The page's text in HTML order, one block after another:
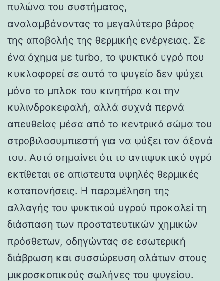
πυλώνα του συστήματος,
αναλαμβάνοντας το μεγαλύτερο βάρος
της αποβολής της θερμικής ενέργειας. Σε
ένα όχημα με turbo, το ψυκτικό υγρό που
κυκλοφορεί σε αυτό το ψυγείο δεν ψύχει
μόνο το μπλοκ του κινητήρα και την
κυλινδροκεφαλή, αλλά συχνά περνά
απευθείας μέσα από το κεντρικό σώμα του
στροβιλοσυμπιεστή για να ψύξει τον άξονά
του. Αυτό σημαίνει ότι το αντιψυκτικό υγρό
εκτίθεται σε απίστευτα υψηλές θερμικές
καταπονήσεις. Η παραμέληση της
αλλαγής του ψυκτικού υγρού προκαλεί τη
διάσπαση των προστατευτικών χημικών
πρόσθετων, οδηγώντας σε εσωτερική
διάβρωση και συσσώρευση αλάτων στους
μικροσκοπικούς σωλήνες του ψυγείου.